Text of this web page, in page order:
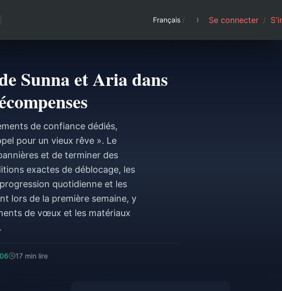
Français / Se connecter /
Sunna et Aria dans
de confiance dédiés,
pour un vieux rêve ». Le
et de terminer des
exactes de déblocage, les
quotidienne et les
lors de la première semaine, y
de vœux et les matériaux
17 min lire